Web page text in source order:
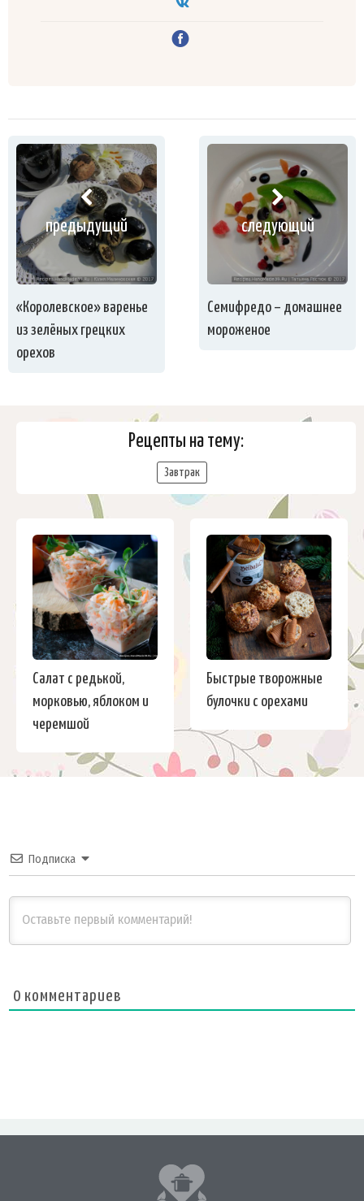
предыдущий
«Королевское» варенье
из зелёных грецких
орехов
следующий
Семифредо – домашнее
мороженое
Рецепты на тему:
Завтрак
Салат с редькой,
морковью, яблоком и
черемшой
Быстрые творожные
булочки с орехами
Подписка
0 комментариев